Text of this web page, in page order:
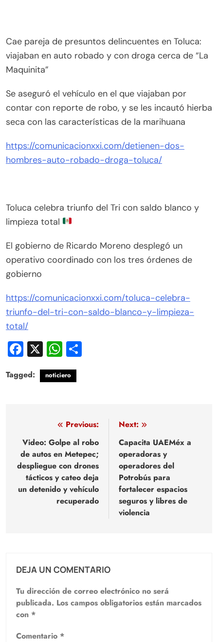
Cae pareja de presuntos delincuentes en Toluca:
viajaban en auto robado y con droga cerca de “La
Maquinita”
Se aseguró el vehículo en el que viajaban por
contar con reporte de robo, y se les incautó hierba
seca con las características de la marihuana
https://comunicacionxxi.com/detienen-dos-
hombres-auto-robado-droga-toluca/
Toluca celebra triunfo del Tri con saldo blanco y
limpieza total
El gobierno de Ricardo Moreno desplegó un
operativo coordinado con los tres órdenes de
gobierno
https://comunicacionxxi.com/toluca-celebra-
triunfo-del-tri-con-saldo-blanco-y-limpieza-
total/
Facebook
X WhatsApp
Tagged: noticiero
Navegación
de
entradas
Previous:
Video: Golpe al robo
de autos en Metepec;
despliegue con drones
tácticos y cateo deja
un detenido y vehículo
recuperado
Next:
Capacita UAEMéx a
operadoras y
operadores del
Potrobús para
fortalecer espacios
seguros y libres de
violencia
DEJA UN COMENTARIO
Tu dirección de correo electrónico no será
publicada. Los campos obligatorios están marcados
con *
Comentario *